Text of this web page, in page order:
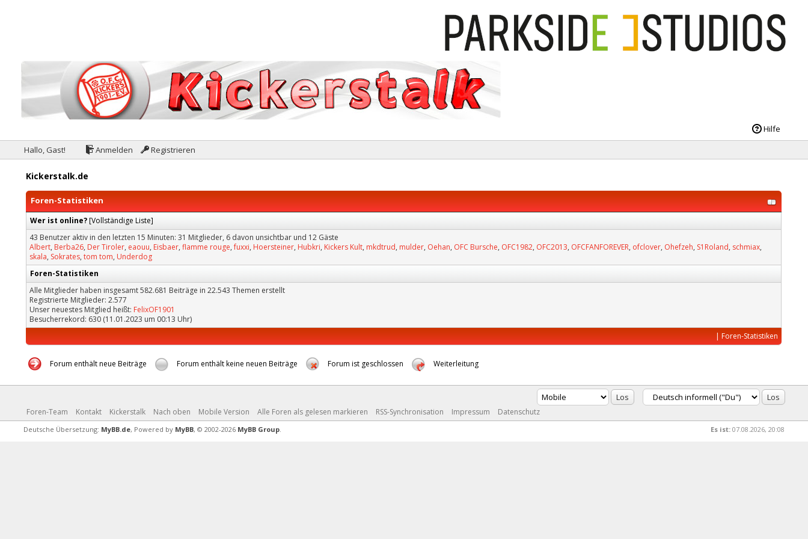
Hilfe
Hallo, Gast!
Anmelden Registrieren
Kickerstalk.de
Foren-Statistiken
Wer ist online?[Vollständige Liste]
43 Benutzer aktiv in den letzten 15 Minuten: 31 Mitglieder, 6 davon unsichtbar und 12 Gäste
Albert, Berba26, Der Tiroler, eaouu, Eisbaer,flamme rouge,fuxxi, Hoersteiner, Hubkri, Kickers Kult, mkdtrud, mulder, Oehan, OFC Bursche, OFC1982, OFC2013, OFCFANFOREVER, ofclover, Ohefzeh, S1Roland, schmiax,
skala, Sokrates,tom tom, Underdog
Foren-Statistiken
Alle Mitglieder haben insgesamt 582.681 Beiträge in 22.543 Themen erstellt
Registrierte Mitglieder: 2.577
Unser neuestes Mitglied heißt: FelixOF1901
Besucherrekord: 630 (11.01.2023 um 00:13 Uhr)
|Foren-Statistiken
Forum enthält neue Beiträge Forum enthält keine neuen Beiträge Forum ist geschlossen Weiterleitung
Foren-Team Kontakt Kickerstalk Nach oben Mobile Version Alle Foren als gelesen markieren RSS-Synchronisation Impressum Datenschutz
Es ist:07.08.2026, 20:08
Deutsche Übersetzung: MyBB.de, Powered by MyBB, © 2002-2026 MyBB Group.